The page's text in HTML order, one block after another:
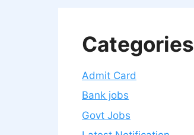
Categories
Admit Card
Bank jobs
Govt Jobs